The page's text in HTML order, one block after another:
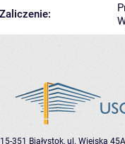
Zaliczenie:
15-351 Białystok, ul. Wiejska 45A